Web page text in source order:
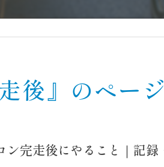
後』のペー
ン完走後にやること｜記